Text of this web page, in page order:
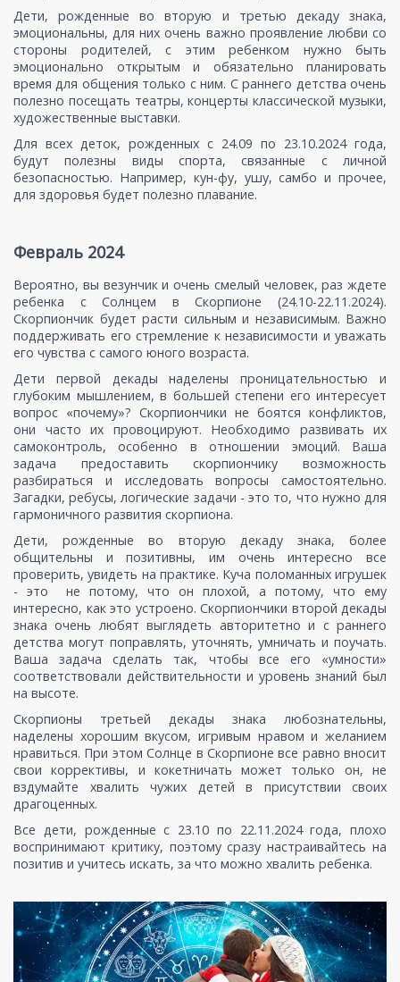
Дети, рожденные во вторую и третью декаду знака,
эмоциональны, для них очень важно проявление любви со
стороны родителей, с этим ребенком нужно быть
эмоционально открытым и обязательно планировать
время для общения только с ним. С раннего детства очень
полезно посещать театры, концерты классической музыки,
художественные выставки.
Для всех деток, рожденных с 24.09 по 23.10.2024 года,
будут полезны виды спорта, связанные с личной
безопасностью. Например, кун-фу, ушу, самбо и прочее,
для здоровья будет полезно плавание.
Февраль 2024
Вероятно, вы везунчик и очень смелый человек, раз ждете
ребенка с Солнцем в Скорпионе (24.10-22.11.2024).
Скорпиончик будет расти сильным и независимым. Важно
поддерживать его стремление к независимости и уважать
его чувства с самого юного возраста.
Дети первой декады наделены проницательностью и
глубоким мышлением, в большей степени его интересует
вопрос «почему»? Скорпиончики не боятся конфликтов,
они часто их провоцируют. Необходимо развивать их
самоконтроль, особенно в отношении эмоций. Ваша
задача предоставить скорпиончику возможность
разбираться и исследовать вопросы самостоятельно.
Загадки, ребусы, логические задачи - это то, что нужно для
гармоничного развития скорпиона.
Дети, рожденные во вторую декаду знака, более
общительны и позитивны, им очень интересно все
проверить, увидеть на практике. Куча поломанных игрушек
- это не потому, что он плохой, а потому, что ему
интересно, как это устроено. Скорпиончики второй декады
знака очень любят выглядеть авторитетно и с раннего
детства могут поправлять, уточнять, умничать и поучать.
Ваша задача сделать так, чтобы все его «умности»
соответствовали действительности и уровень знаний был
на высоте.
Скорпионы третьей декады знака любознательны,
наделены хорошим вкусом, игривым нравом и желанием
нравиться. При этом Солнце в Скорпионе все равно вносит
свои коррективы, и кокетничать может только он, не
вздумайте хвалить чужих детей в присутствии своих
драгоценных.
Все дети, рожденные с 23.10 по 22.11.2024 года, плохо
воспринимают критику, поэтому сразу настраивайтесь на
позитив и учитесь искать, за что можно хвалить ребенка.